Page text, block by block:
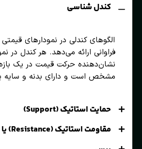
کندل شناسی
الگوهای کندلی در نمودارهای
فراوانی ارائه می‌دهد. هر کندل در
نشان‌دهنده حرکت قیمت در یک
مشخص است و دارای بدنه و سایه
حمایت استاتیک (Support)
مقاومت استاتیک (Resistance) یا خط روند